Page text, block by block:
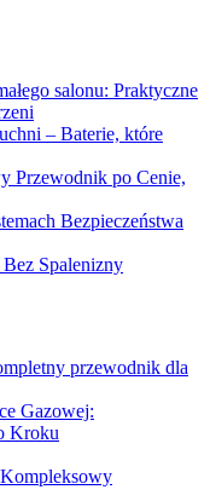
salonu: Praktyczne
– Baterie, które
Przewodnik po Cenie,
Bezpieczeństwa
Spalenizny
przewodnik dla
Gazowej:
Kroku
Kompleksowy